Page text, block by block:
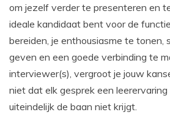
om jezelf verder te presenteren en
ideale kandidaat bent voor de
bereiden, je enthousiasme te tonen,
geven en een goede verbinding te
interviewer(s), vergroot je jouw
niet dat elk gesprek een leerervaring
uiteindelijk de baan niet krijgt.